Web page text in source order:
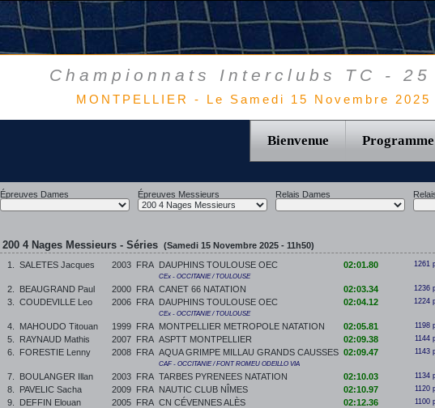
Championnats Interclubs TC - 25
MONTPELLIER - Le Samedi 15 Novembre 2025
Bienvenue Programme
Épreuves Dames Épreuves Messieurs Relais Dames
200 4 Nages Messieurs - Séries (Samedi 15 Novembre 2025 - 11h50)
1.
SALETES Jacques 2003 FRA DAUPHINS TOULOUSE OEC 02:01.80 1261
CEx - OCCITANIE / TOULOUSE
2. BEAUGRAND Paul 2000 FRA CANET 66 NATATION 02:03.34 1236
3. COUDEVILLE Leo 2006 FRA DAUPHINS TOULOUSE OEC 02:04.12 1224
CEx - OCCITANIE / TOULOUSE
4. MAHOUDO Titouan 1999 FRA MONTPELLIER METROPOLE NATATION 02:05.81 1198
5. RAYNAUD Mathis 2007 FRA ASPTT MONTPELLIER 02:09.38 1144
6. FORESTIE Lenny 2008 FRA AQUA GRIMPE MILLAU GRANDS CAUSSES 02:09.47 1143
CAF - OCCITANIE / FONT ROMEU ODEILLO VIA
7. BOULANGER Illan 2003 FRA TARBES PYRENEES NATATION 02:10.03 1134
8. PAVELIC Sacha 2009 FRA NAUTIC CLUB NÎMES 02:10.97 1120
9. DEFFIN Elouan 2005 FRA CN CÉVENNES ALÈS 02:12.36 1100